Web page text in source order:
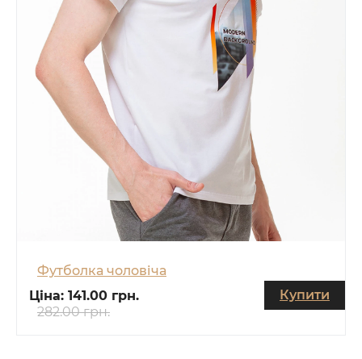
Футболка чоловіча
Ціна: 141.00 грн.
282.00 грн.
Купити